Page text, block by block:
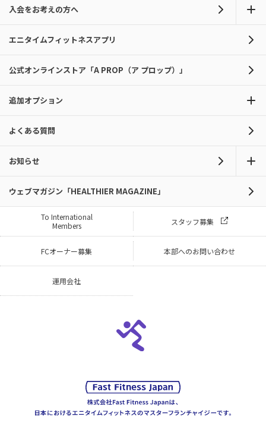
入会をお考えの方へ
エニタイムフィットネスアプリ
公式オンラインストア「A PROP（ア プロップ）」
追加オプション
よくある質問
お知らせ
ウェブマガジン「HEALTHIER MAGAZINE」
To International
Members
スタッフ募集
FCオーナー募集 本部へのお問い合わせ
運用会社